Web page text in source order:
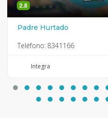
2.8
Padre Hurtado
Teléfono: 8341166
Integra